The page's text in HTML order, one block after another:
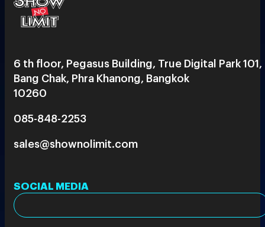
6 th floor, Pegasus Building, True Digital Park 101,
Bang Chak, Phra Khanong, Bangkok
10260
085-848-2253
sales@shownolimit.com
SOCIAL MEDIA